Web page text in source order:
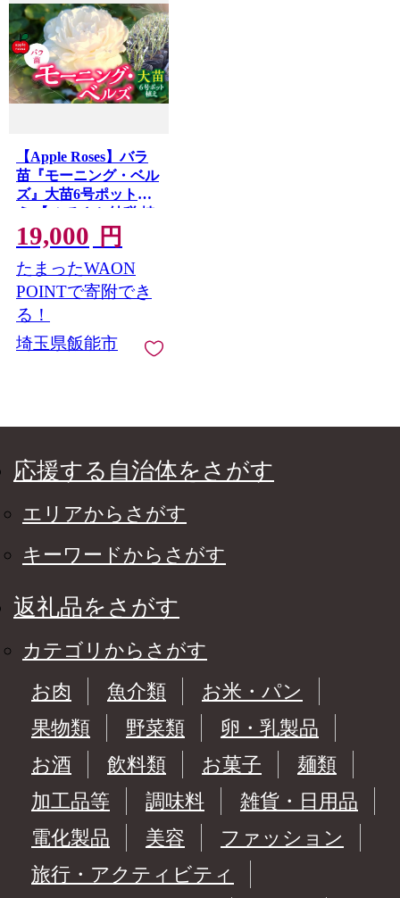
【Apple Roses】バラ
苗『モーニング・ベル
ズ』大苗6号ポット植
え 【 ふるさと納税 埼
玉県 飯能市 送料無料
薔薇 ばら 花 苗木 ガー
デニング ガーデン 園
芸 プレゼント ギフト
贈り物 記念日 母の日
誕生日 】 HNNH040
19,000 円
たまったWAON
POINTで寄附でき
る！
埼玉県飯能市
応援する自治体をさがす
エリアからさがす
キーワードからさがす
返礼品をさがす
カテゴリからさがす
お肉
魚介類
お米・パン
果物類
野菜類
卵・乳製品
お酒
飲料類 お菓子
麺類
加工品等
調味料
雑貨・日用品
電化製品
美容
ファッション
旅行・アクティビティ